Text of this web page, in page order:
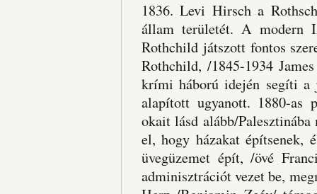
1836. Levi Hirsch a
állam területét. A modern
Rothchild játszott fontos
Rothchild, /1845-1934
krími háború idején segíti a
alapított ugyanott. 1880-as
okait lásd alább/
el, hogy házakat építsenek,
üvegüzemet épít, /övé
adminisztrációt vezet be,